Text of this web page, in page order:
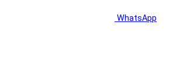
WhatsApp